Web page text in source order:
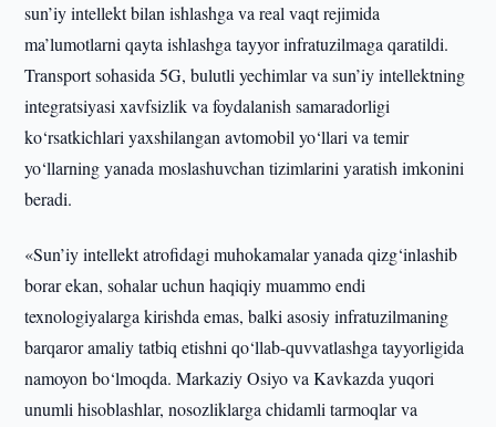
sun’iy intellekt bilan ishlashga va real vaqt rejimida
ma’lumotlarni qayta ishlashga tayyor infratuzilmaga qaratildi.
Transport sohasida 5G, bulutli yechimlar va sun’iy intellektning
integratsiyasi xavfsizlik va foydalanish samaradorligi
ko‘rsatkichlari yaxshilangan avtomobil yo‘llari va temir
yo‘llarning yanada moslashuvchan tizimlarini yaratish imkonini
beradi.
«Sun’iy intellekt atrofidagi muhokamalar yanada qizg‘inlashib
borar ekan, sohalar uchun haqiqiy muammo endi
texnologiyalarga kirishda emas, balki asosiy infratuzilmaning
barqaror amaliy tatbiq etishni qo‘llab-quvvatlashga tayyorligida
namoyon bo‘lmoqda. Markaziy Osiyo va Kavkazda yuqori
unumli hisoblashlar, nosozliklarga chidamli tarmoqlar va